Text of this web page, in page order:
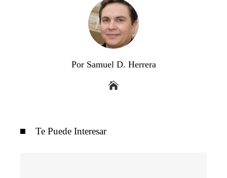
Por Samuel D. Herrera
Te Puede Interesar